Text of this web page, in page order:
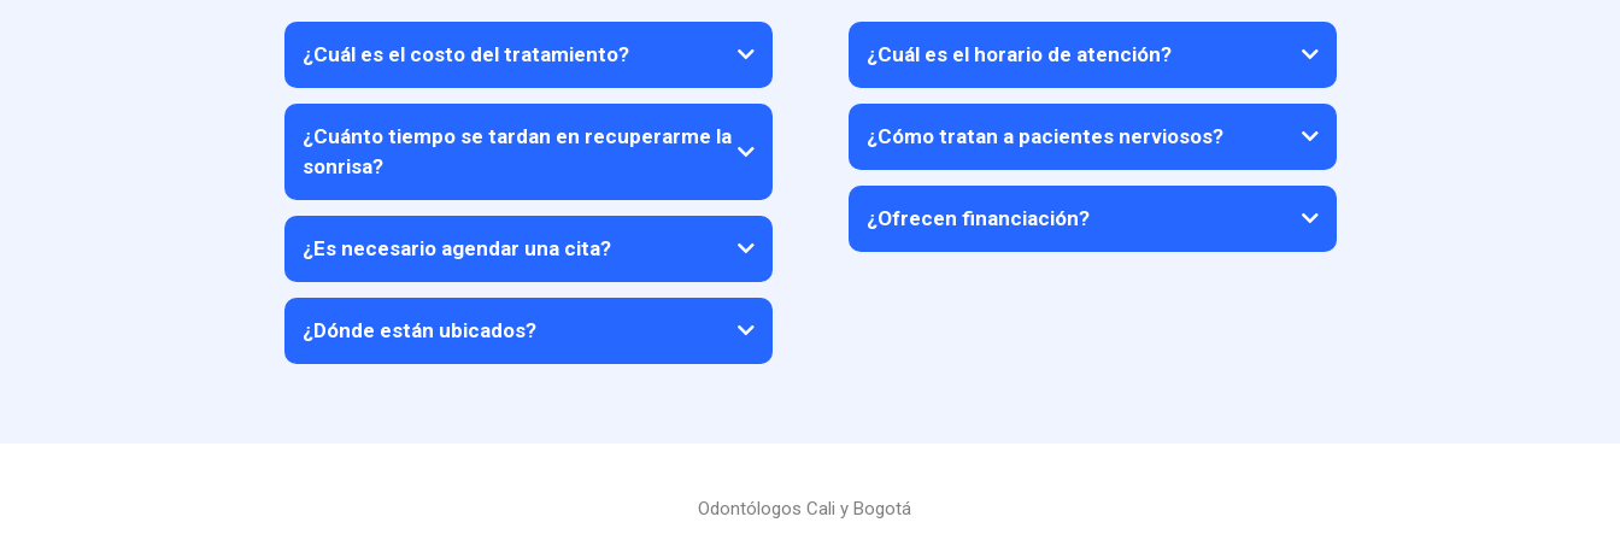
¿Cuál es el costo del tratamiento?
¿Cuánto tiempo se tardan en recuperarme la
sonrisa?
¿Es necesario agendar una cita?
¿Dónde están ubicados?
¿Cuál es el horario de atención?
Lunes a viernes
Sábados
¿Cómo tratan a pacientes nerviosos?
¿Ofrecen financiación?
Odontólogos Cali y Bogotá